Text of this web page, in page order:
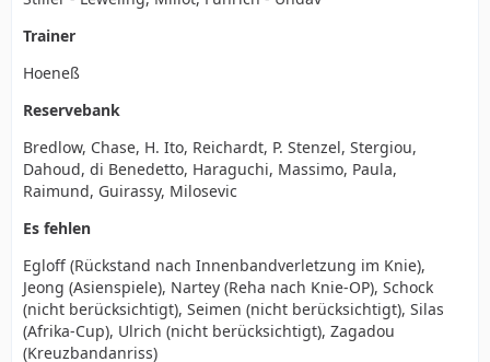
Trainer
Hoeneß
Reservebank
Bredlow, Chase, H. Ito, Reichardt, P. Stenzel, Stergiou,
Dahoud, di Benedetto, Haraguchi, Massimo, Paula,
Raimund, Guirassy, Milosevic
Es fehlen
Egloff (Rückstand nach Innenbandverletzung im Knie),
Jeong (Asienspiele), Nartey (Reha nach Knie-OP), Schock
(nicht berücksichtigt), Seimen (nicht berücksichtigt), Silas
(Afrika-Cup), Ulrich (nicht berücksichtigt), Zagadou
(Kreuzbandanriss)